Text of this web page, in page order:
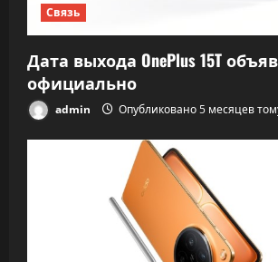
Связь
Дата выхода OnePlus 15T
официально
admin Опубликовано 5 месяцев